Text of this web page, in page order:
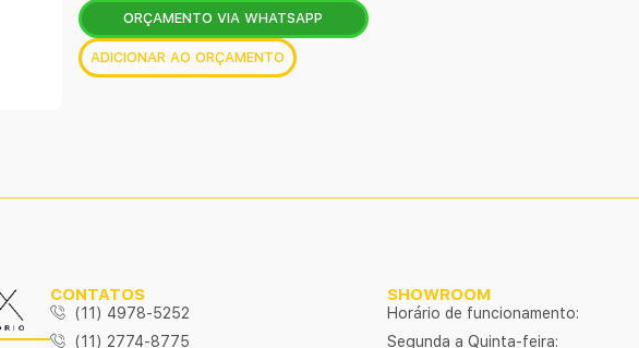
ORÇAMENTO VIA WHATSAPP
ADICIONAR AO ORÇAMENTO
CONTATOS
(11) 4978-5252
(11) 2774-8775
SHOWROOM
Horário de funcionamento:
Segunda a Quinta-feira: